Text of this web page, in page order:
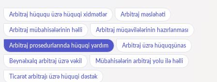
Arbitraj hüququ üzrə hüquqi xidmətlər Arbitraj məsləhəti
Arbitraj mübahisələrinin həlli Arbitraj müqavilələrinin hazırlanması
Arbitraj prosedurlarında hüquqi yardım Arbitraj üzrə hüquqşünas
Beynəlxalq arbitraj üzrə vəkil Mübahisələrin arbitraj yolu ilə həlli
Ticarət arbitrajı üzrə hüquqi dəstək